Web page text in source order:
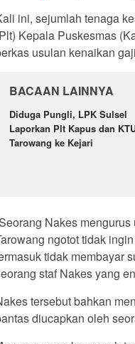
ini, sejumlah tenaga
Kepala Puskesmas
usulan kenaikan
BACAAN LAINNYA
Diduga Pungli, LPK Sulsel
Laporkan Plt Kapus dan
Tarowang ke Kejari
Nakes
ngotot tidak
tidak membayar
staf Nakes yang
tersebut bahkan
diucapkan oleh